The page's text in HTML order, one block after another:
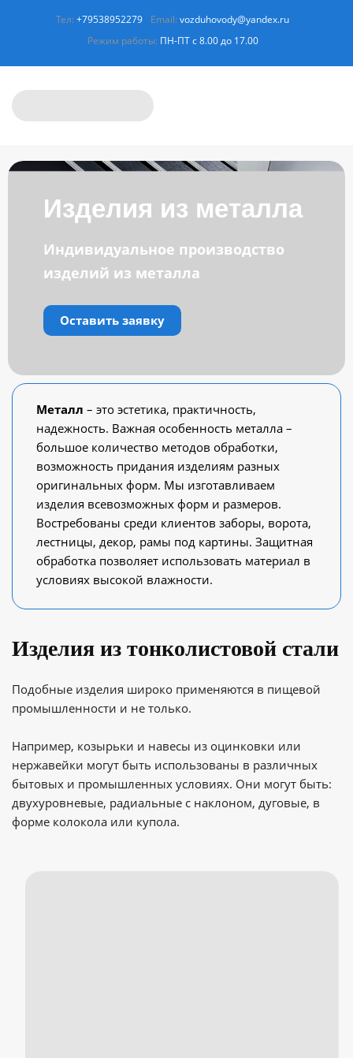
Тел: +79538952279 Email: vozduhovody@yandex.ru
Режим работы: ПН-ПТ с 8.00 до 17.00
Изделия из металла
Индивидуальное производство
изделий из металла
Оставить заявку
Металл – это эстетика, практичность,
надежность. Важная особенность металла –
большое количество методов обработки,
возможность придания изделиям разных
оригинальных форм. Мы изготавливаем
изделия всевозможных форм и размеров.
Востребованы среди клиентов заборы, ворота,
лестницы, декор, рамы под картины. Защитная
обработка позволяет использовать материал в
условиях высокой влажности.
Изделия из тонколистовой стали
Подобные изделия широко применяются в пищевой
промышленности и не только.
Например, козырьки и навесы из оцинковки или
нержавейки могут быть использованы в различных
бытовых и промышленных условиях. Они могут быть:
двухуровневые, радиальные с наклоном, дуговые, в
форме колокола или купола.